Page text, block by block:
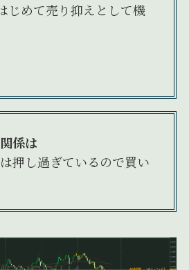
じめて売り抑えとして機
係は
押し過ぎているので買い